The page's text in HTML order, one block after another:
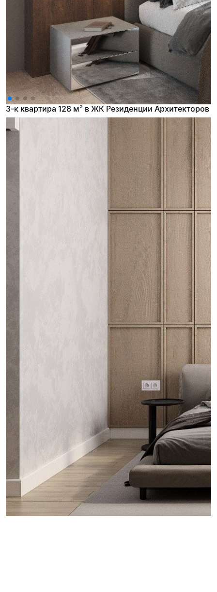
3-к квартира 128 м² в ЖК Резиденции Архитекторов